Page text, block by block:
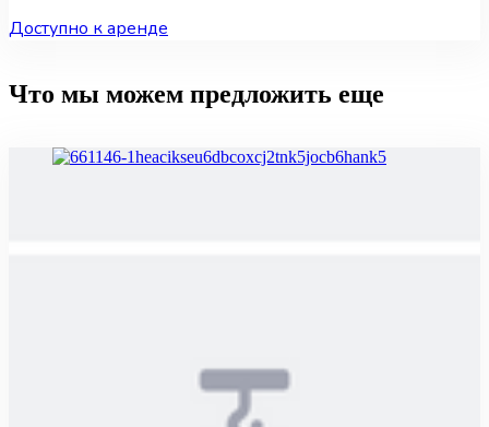
Доступно к аренде
Что мы можем предложить еще